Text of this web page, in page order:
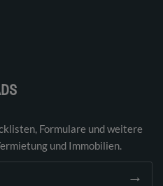
Formulare und weitere
und Immobilien.
→